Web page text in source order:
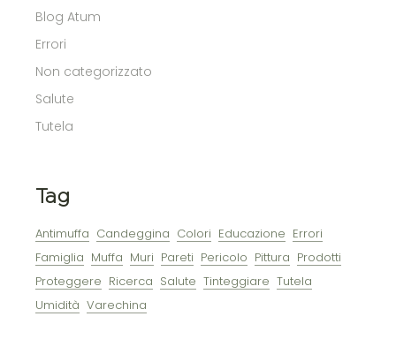
Blog Atum
Errori
Non categorizzato
Salute
Tutela
Tag
Antimuffa Candeggina Colori Educazione Errori
Famiglia Muffa Muri Pareti Pericolo Pittura Prodotti
Proteggere Ricerca Salute Tinteggiare Tutela
Umidità Varechina